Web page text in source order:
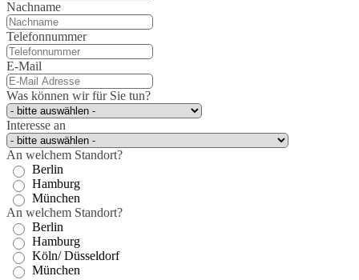
Nachname
Telefonnummer
E-Mail
Was können wir für Sie tun?
Interesse an
An welchem Standort?
Berlin
Hamburg
München
An welchem Standort?
Berlin
Hamburg
Köln/ Düsseldorf
München